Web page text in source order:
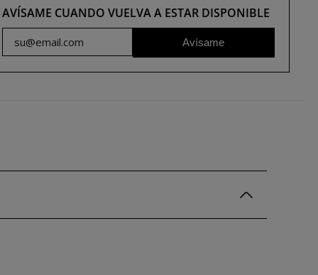
AVÍSAME CUANDO VUELVA A ESTAR DISPONIBLE
Avísame